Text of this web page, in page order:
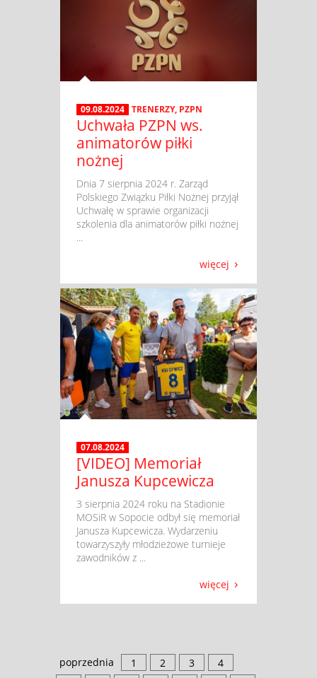
09.08.2024 TRENERZY, PZPN
Uchwała PZPN ws.
animatorów piłki
nożnej
​ Dnia 7 sierpnia 2024 r. Zarząd
Polskiego Związku Piłki Nożnej przyjął
Uchwałę w sprawie organizacji
szkolenia dla animatorów piłki nożnej
...
więcej
07.08.2024
[VIDEO] Memoriał
Janusza Kupcewicza
​ 3 sierpnia 2024 roku na Stadionie
MOSiR w Sopocie odbył się memoriał
Janusza Kupcewicza. Wydarzeniu
towarzyszyły młodzieżowe turnieje
zawodników z ...
więcej
poprzednia 1 2 3
4